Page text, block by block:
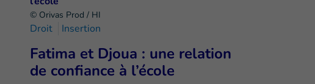
© Orivas Prod / HI
Droit Insertion
Fatima et Djoua : une relation
de confiance à l’école